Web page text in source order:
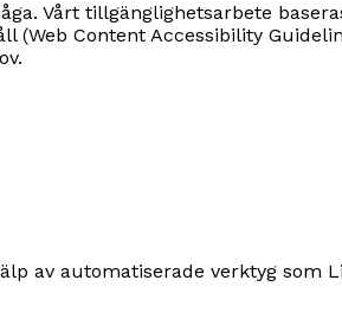
Vårt tillgänglighetsarbete
Content Accessibility
av automatiserade verktyg som